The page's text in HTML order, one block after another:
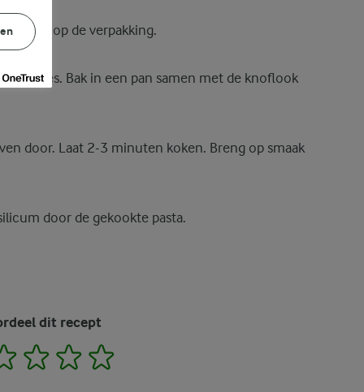
op de verpakking.
in plakjes. Bak in een pan samen met de knoflook
door. Laat 2-3 minuten koken. Breng op smaak
door de gekookte pasta.
dit recept
2 3 4